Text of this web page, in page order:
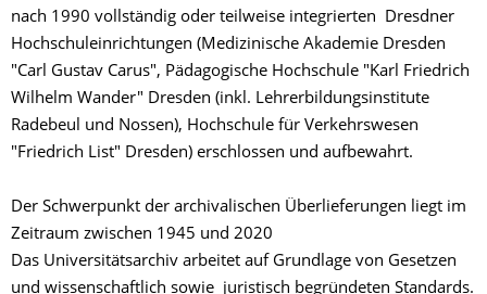
nach 1990 vollständig oder teilweise integrierten Dresdner
Hochschuleinrichtungen (Medizinische Akademie Dresden
"Carl Gustav Carus", Pädagogische Hochschule "Karl Friedrich
Wilhelm Wander" Dresden (inkl. Lehrerbildungsinstitute
Radebeul und Nossen), Hochschule für Verkehrswesen
"Friedrich List" Dresden) erschlossen und aufbewahrt.
Der Schwerpunkt der archivalischen Überlieferungen liegt im
Zeitraum zwischen 1945 und 2020
Das Universitätsarchiv arbeitet auf Grundlage von Gesetzen
und wissenschaftlich sowie juristisch begründeten Standards.